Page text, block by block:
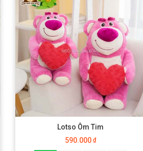
Lotso Ôm Tim
590.000 ₫